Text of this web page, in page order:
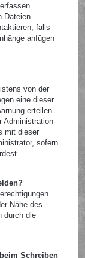
Dateien
falls
anfügen
von der
eine dieser
erteilen.
Administration
mit dieser
sofern
Nähe des
durch die
Schreiben